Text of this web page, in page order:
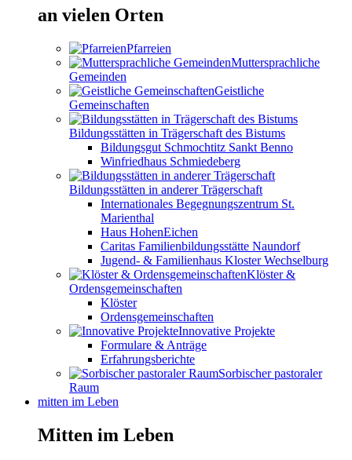
an vielen Orten
Pfarreien
Muttersprachliche
Gemeinden
Geistliche
Gemeinschaften
Bildungsstätten in Trägerschaft des Bistums
Bildungsgut Schmochtitz Sankt Benno
Winfriedhaus Schmiedeberg
Bildungsstätten in anderer Trägerschaft
Internationales Begegnungszentrum St.
Marienthal
Haus HohenEichen
Caritas Familienbildungsstätte Naundorf
Jugend- & Familienhaus Kloster Wechselburg
Klöster &
Ordensgemeinschaften
Klöster
Ordensgemeinschaften
Innovative Projekte
Formulare & Anträge
Erfahrungsberichte
Sorbischer pastoraler
Raum
mitten im Leben
Mitten im Leben